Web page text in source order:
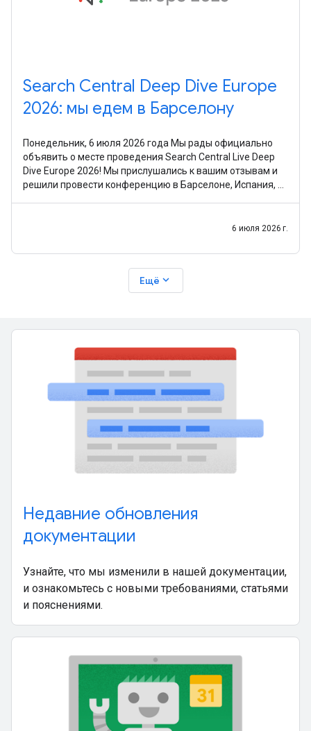
Search Central Deep Dive Europe
2026: мы едем в Барселону
Понедельник, 6 июля 2026 года Мы рады официально
объявить о месте проведения Search Central Live Deep
Dive Europe 2026! Мы прислушались к вашим отзывам и
решили провести конференцию в Барселоне, Испания, с
6 июля 2026 г.
Ещё expand_more
Недавние обновления
документации
Узнайте, что мы изменили в нашей документации,
и ознакомьтесь с новыми требованиями, статьями
и пояснениями.